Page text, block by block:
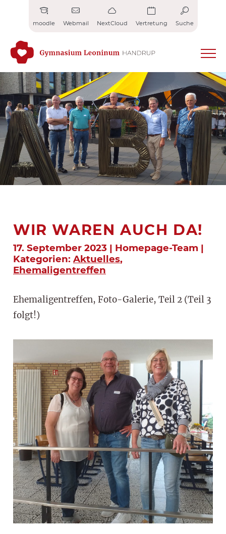
moodle Webmail NextCloud Vertretung Suche
WIR WAREN AUCH DA!
17. September 2023 | Homepage-Team |
Kategorien: Aktuelles,
Ehemaligentreffen
Ehemaligentreffen, Foto-Galerie, Teil 2 (Teil 3
folgt!)